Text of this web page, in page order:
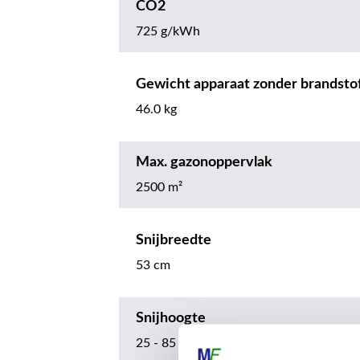
CO2
725 g/kWh
Gewicht apparaat zonder
46.0 kg
Max. gazonoppervlak
2500 m²
Snijbreedte
53 cm
Snijhoogte
25 - 85 mm